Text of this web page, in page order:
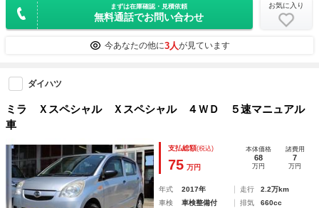
まずは在庫確認・見積依頼
無料通話でお問い合わせ
お気に入り
今あなたの他に3人が見ています
ダイハツ
ミラ Ｘスペシャル Ｘスペシャル ４ＷＤ ５速マニュアル
車
支払総額(税込)
75 万円
本体価格
68
万円
諸費用
7
万円
年式 2017年 走行
2.2万km
車検
車検整備付 排気
660cc